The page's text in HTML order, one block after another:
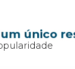
único